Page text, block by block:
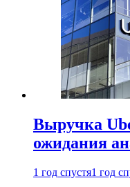
Выручка
ожидания
1 год спустя1 год